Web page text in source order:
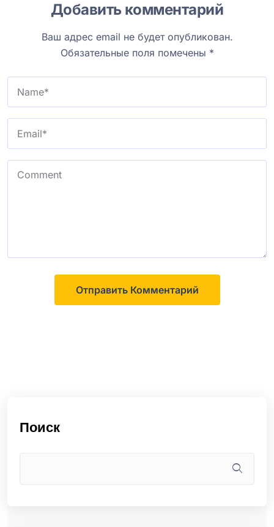
Добавить комментарий
Ваш адрес email не будет опубликован.
Обязательные поля помечены *
Поиск